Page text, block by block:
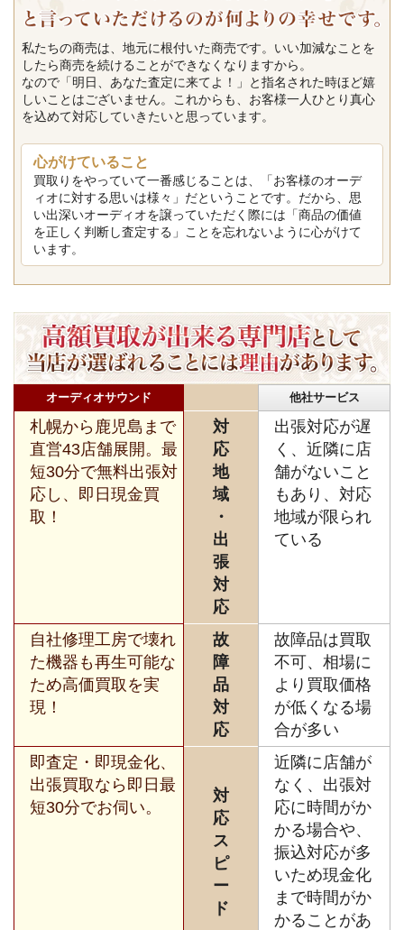
私たちの商売は、地元に根付いた商売です。いい加減なことを
したら商売を続けることができなくなりますから。
なので「明日、あなた査定に来てよ！」と指名された時ほど嬉
しいことはございません。これからも、お客様一人ひとり真心
を込めて対応していきたいと思っています。
心がけていること
買取りをやっていて一番感じることは、「お客様のオーデ
ィオに対する思いは様々」だということです。だから、思
い出深いオーディオを譲っていただく際には「商品の価値
を正しく判断し査定する」ことを忘れないように心がけて
います。
オーディオサウンド 他社サービス
札幌から鹿児島まで
直営43店舗展開。最
短30分で無料出張対
応し、即日現金買
取！
対
応
地
域
・
出
張
対
応
出張対応が遅
く、近隣に店
舗がないこと
もあり、対応
地域が限られ
ている
自社修理工房で壊れ
た機器も再生可能な
ため高価買取を実
現！
故
障
品
対
応
故障品は買取
不可、相場に
より買取価格
が低くなる場
合が多い
即査定・即現金化、
出張買取なら即日最
短30分でお伺い。
対
応
ス
ピ
ー
ド
近隣に店舗が
なく、出張対
応に時間がか
かる場合や、
振込対応が多
いため現金化
まで時間がか
かることがあ